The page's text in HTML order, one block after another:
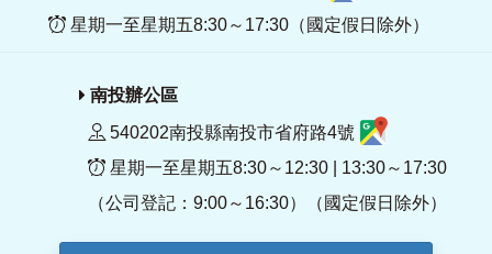
星期一至星期五8:30～17:30（國定假日除外）
南投辦公區
540202南投縣南投市省府路4號
星期一至星期五8:30～12:30 | 13:30～17:30
（公司登記：9:00～16:30）（國定假日除外）